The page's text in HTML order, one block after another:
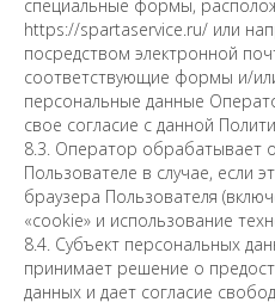
специальные формы,
https://spartaservice.ru/ или
посредством электронной
соответствующие формы и/
персональные данные
свое согласие с данной
8.3. Оператор обрабатывает
Пользователе в случае, если
браузера Пользователя
«cookie» и использование
8.4. Субъект персональных
принимает решение о
данных и дает согласие